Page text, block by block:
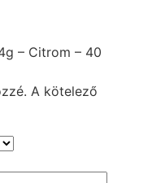
– Citrom – 40
A kötelező